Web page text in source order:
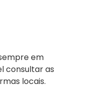
em
consultar as
locais.